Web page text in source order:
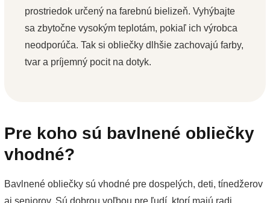
prostriedok určený na farebnú bielizeň. Vyhýbajte
sa zbytočne vysokým teplotám, pokiaľ ich výrobca
neodporúča. Tak si obliečky dlhšie zachovajú farby,
tvar a príjemný pocit na dotyk.
Pre koho sú bavlnené obliečky
vhodné?
Bavlnené obliečky sú vhodné pre dospelých, deti, tínedžerov